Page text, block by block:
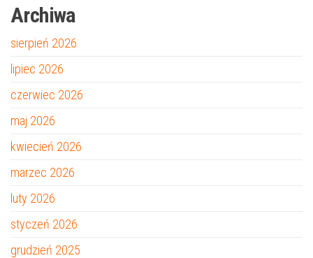
Archiwa
sierpień 2026
lipiec 2026
czerwiec 2026
maj 2026
kwiecień 2026
marzec 2026
luty 2026
styczeń 2026
grudzień 2025